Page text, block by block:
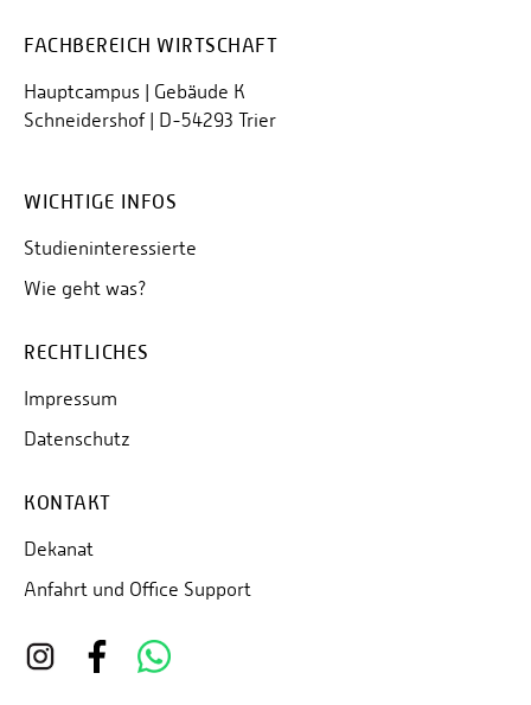
FACHBEREICH WIRTSCHAFT
Hauptcampus | Gebäude K
Schneidershof | D-54293 Trier
WICHTIGE INFOS
Studieninteressierte
Wie geht was?
RECHTLICHES
Impressum
Datenschutz
KONTAKT
Dekanat
Anfahrt und Office Support